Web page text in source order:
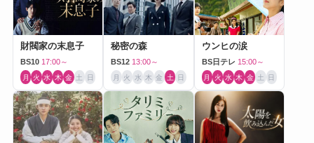
財閥家の末息子
BS10 17:00～
月 火 水 木 金 土 日
秘密の森
BS12 13:00～
月 火 水 木 金 土 日
ウンヒの涙
BS日テレ 15:00～
月 火 水 木 金 土 日